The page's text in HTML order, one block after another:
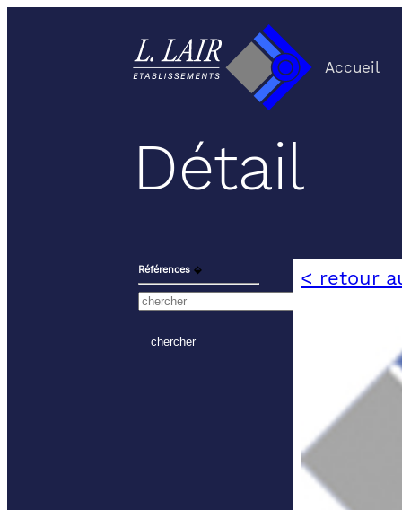
Accueil
Détail
Références ⬙ < retour